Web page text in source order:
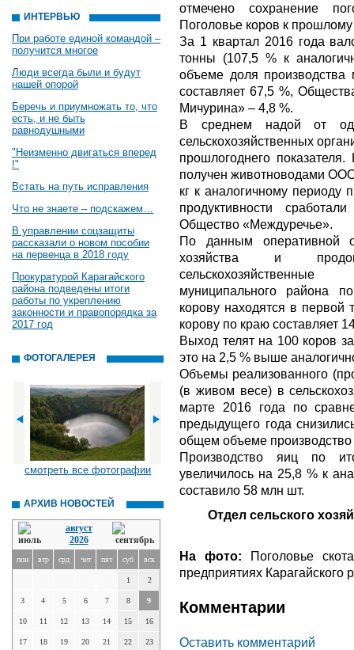
ИНТЕРВЬЮ
При работе единой командой –
получится многое
Люди всегда были и будут
нашей опорой
Беречь и приумножать то, что
есть, и не быть
равнодушными
"Неизменно двигаться вперед
!"
Встать на путь исправления
Что не знаете – подскажем…
В управлении соцзащиты
рассказали о новом пособии
на первенца в 2018 году
Прокуратурой Карагайского
района подведены итоги
работы по укреплению
законности и правопорядка за
2017 год
ФОТОГАЛЕРЕЯ
смотреть все фотографии
АРХИВ НОВОСТЕЙ
август
2026
пон втр срд чет пят суб вск
1 2
3 4 5 6 7 8 9
10 11 12 13 14 15 16
17 18 19 20 21 22 23
отмечено сохранение
Поголовье коров к
За 1 квартал 2016 года
тонны (107,5 % к
объеме доля
составляет 67,5 %,
Мичурина» – 4,8 %.
В среднем надой от
сельскохозяйственных
прошлогоднего
получен животноводами
кг к аналогичному периоду
продуктивности
Общество «Междуречье».
По данным оперативной
хозяйства и
муниципального района
корову находятся в
корову по краю составляет
Выход телят на 100 коров
это на 2,5 % выше
Объемы реализованного
(в живом весе) в
марте 2016 года по
предыдущего года
общем объеме производство
Производство яиц по
увеличилось на 25,8 % к
составило 58 млн шт.
Отдел сельского
На фото: Поголовье
предприятиях Карагайского
Комментарии
Оставить комментарий